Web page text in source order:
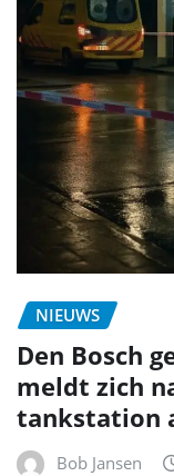
NIEUWS
Den Bosch
meldt zich
tankstation
Bob Jansen